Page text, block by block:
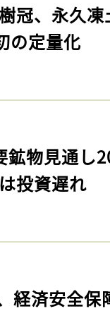
冠、永久
の定量化
鉱物見通
投資遅れ
経済安全